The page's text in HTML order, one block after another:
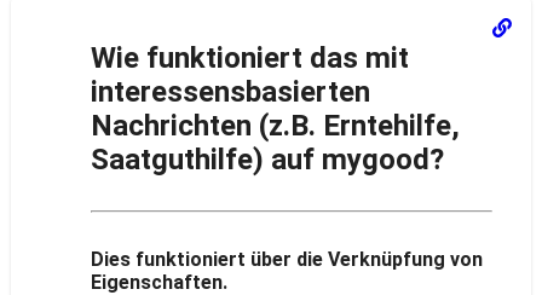
Wie funktioniert das mit
interessensbasierten
Nachrichten (z.B. Erntehilfe,
Saatguthilfe) auf mygood?
Dies funktioniert über die Verknüpfung von
Eigenschaften.